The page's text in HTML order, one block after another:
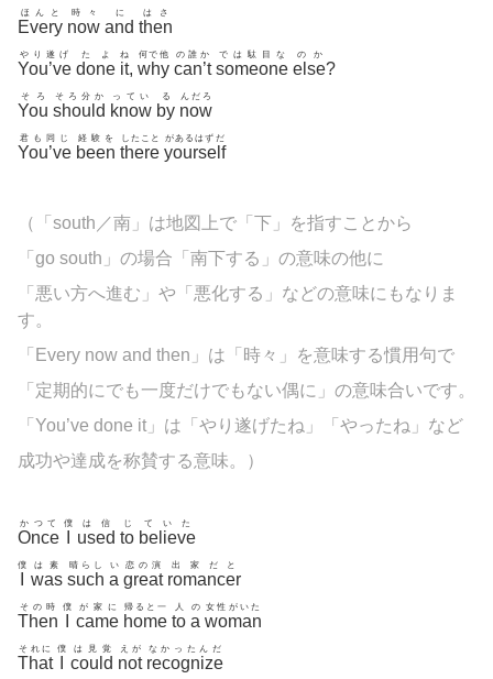
Every
ほんと
now
時々
and
に
then
はさ
You’ve
やり遂げ
done
たよ
it
ね
, why
何で他
can’t
の誰か
someone
では駄目な
else
のか
?
You
そろ
should
そろ分か
know
ってい
by
る
now
んだろ
You’ve
君も同じ
been
経験を
there
したこと
yourself
があるはずだ
（「south／南」は地図上で「下」を指すことから
「go south」の場合「南下する」の意味の他に
「悪い方へ進む」や「悪化する」などの意味にもなりま
す。
「Every now and then」は「時々」を意味する慣用句で
「定期的にでも一度だけでもない偶に」の意味合いです。
「You’ve done it」は「やり遂げたね」「やったね」など
成功や達成を称賛する意味。）
Once
かつて 僕
used
は信
to
じ
believe
ていた
僕
was
は素
such
晴らし
a
い
great
恋の演
romancer
出家だと
Then
その時 僕
came
が家に
home
帰ると一
to
人
a
の
woman
女性がいた
That
それに 僕
could
は見覚
not
えが
recognize
なかったんだ